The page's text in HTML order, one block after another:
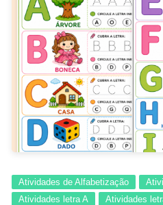
Atividades de Alfabetização
Atividades letra A
Atividades